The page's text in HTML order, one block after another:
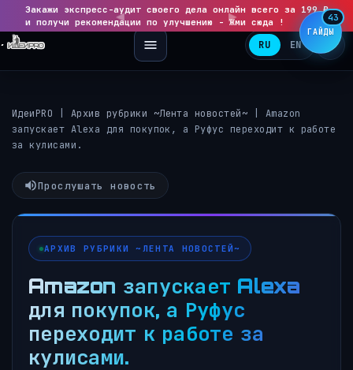
◀
Закажи экспресс-аудит своего дела онлайн всего за 199 ₽
и получи рекомендации по улучшению - Жми сюда !
▶
RU EN
ИдеиPRO Архив рубрики ~Лента новостей~
Amazon
запускает Alexa для покупок, а Руфус переходит к работе
за кулисами.
Прослушать новость
АРХИВ РУБРИКИ ~ЛЕНТА НОВОСТЕЙ~
Amazon запускает Alexa
для покупок, а Руфус
переходит к работе за
кулисами.
ГАЙДЫ
43